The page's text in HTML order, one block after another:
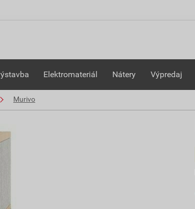
Elektromateriál Nátery Výpredaj
Murivo